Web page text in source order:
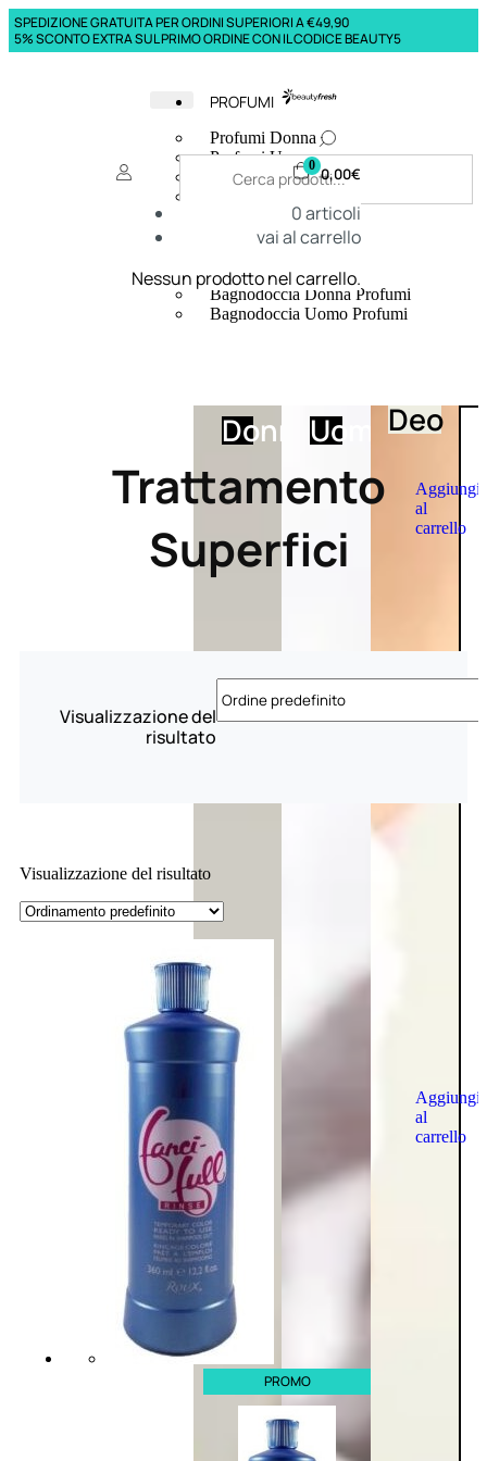
SPEDIZIONE GRATUITA PER ORDINI SUPERIORI A €49,90
5% SCONTO EXTRA SUL PRIMO ORDINE CON IL CODICE BEAUTY5
PROFUMI
Profumi Donna
Profumi Uomo
Deodoranti Donna
Corpo Donna
Corpo Uomo
Creme Mani
Bagnodoccia Donna Profumi
Bagnodoccia Uomo Profumi
DonnaUomoDeo
Aggiungi
al
carrello
Aggiungi
al
carrello
0 0,00€
0articoli
vai al carrello
Nessun prodotto nel carrello.
Trattamento
Superfici
Visualizzazione del
risultato
Visualizzazione del risultato
PROMO